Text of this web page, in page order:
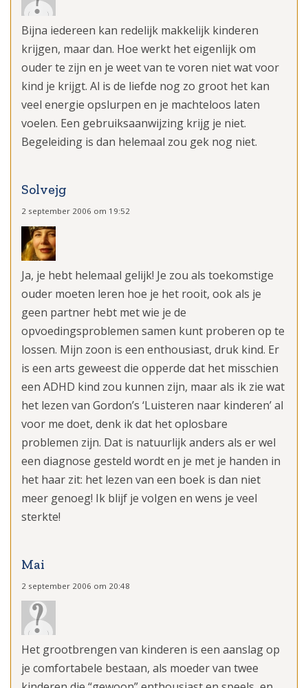
Bijna iedereen kan redelijk makkelijk kinderen
krijgen, maar dan. Hoe werkt het eigenlijk om
ouder te zijn en je weet van te voren niet wat voor
kind je krijgt. Al is de liefde nog zo groot het kan
veel energie opslurpen en je machteloos laten
voelen. Een gebruiksaanwijzing krijg je niet.
Begeleiding is dan helemaal zou gek nog niet.
Solvejg
2 september 2006 om 19:52
Ja, je hebt helemaal gelijk! Je zou als toekomstige
ouder moeten leren hoe je het rooit, ook als je
geen partner hebt met wie je de
opvoedingsproblemen samen kunt proberen op te
lossen. Mijn zoon is een enthousiast, druk kind. Er
is een arts geweest die opperde dat het misschien
een ADHD kind zou kunnen zijn, maar als ik zie wat
het lezen van Gordon’s ‘Luisteren naar kinderen’ al
voor me doet, denk ik dat het oplosbare
problemen zijn. Dat is natuurlijk anders als er wel
een diagnose gesteld wordt en je met je handen in
het haar zit: het lezen van een boek is dan niet
meer genoeg! Ik blijf je volgen en wens je veel
sterkte!
Mai
2 september 2006 om 20:48
Het grootbrengen van kinderen is een aanslag op
je comfortabele bestaan, als moeder van twee